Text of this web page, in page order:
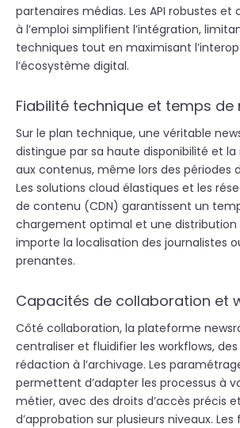
partenaires médias. Les API robustes
à l’emploi simplifient l’intégration,
techniques tout en maximisant
l’écosystème digital.
Fiabilité technique et temps de
Sur le plan technique, une véritable
distingue par sa haute disponibilité et la
aux contenus, même lors des périodes
Les solutions cloud élastiques et les
de contenu (CDN) garantissent un
chargement optimal et une distribution
importe la localisation des journalistes
prenantes.
Capacités de collaboration et
Côté collaboration, la plateforme
centraliser et fluidifier les workflows,
rédaction à l’archivage. Les
permettent d’adapter les processus à
métier, avec des droits d’accès précis
d’approbation sur plusieurs niveaux.